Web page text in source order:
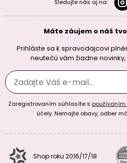
Sledujte nás aj na:
Máte záujem o náš
Prihláste sa k spravodajcovi
neutečú vám žiadne
Zaregistrovaním súhlasíte s
účely. Nemajte obavy, odber
Shop roku 2016/17/18